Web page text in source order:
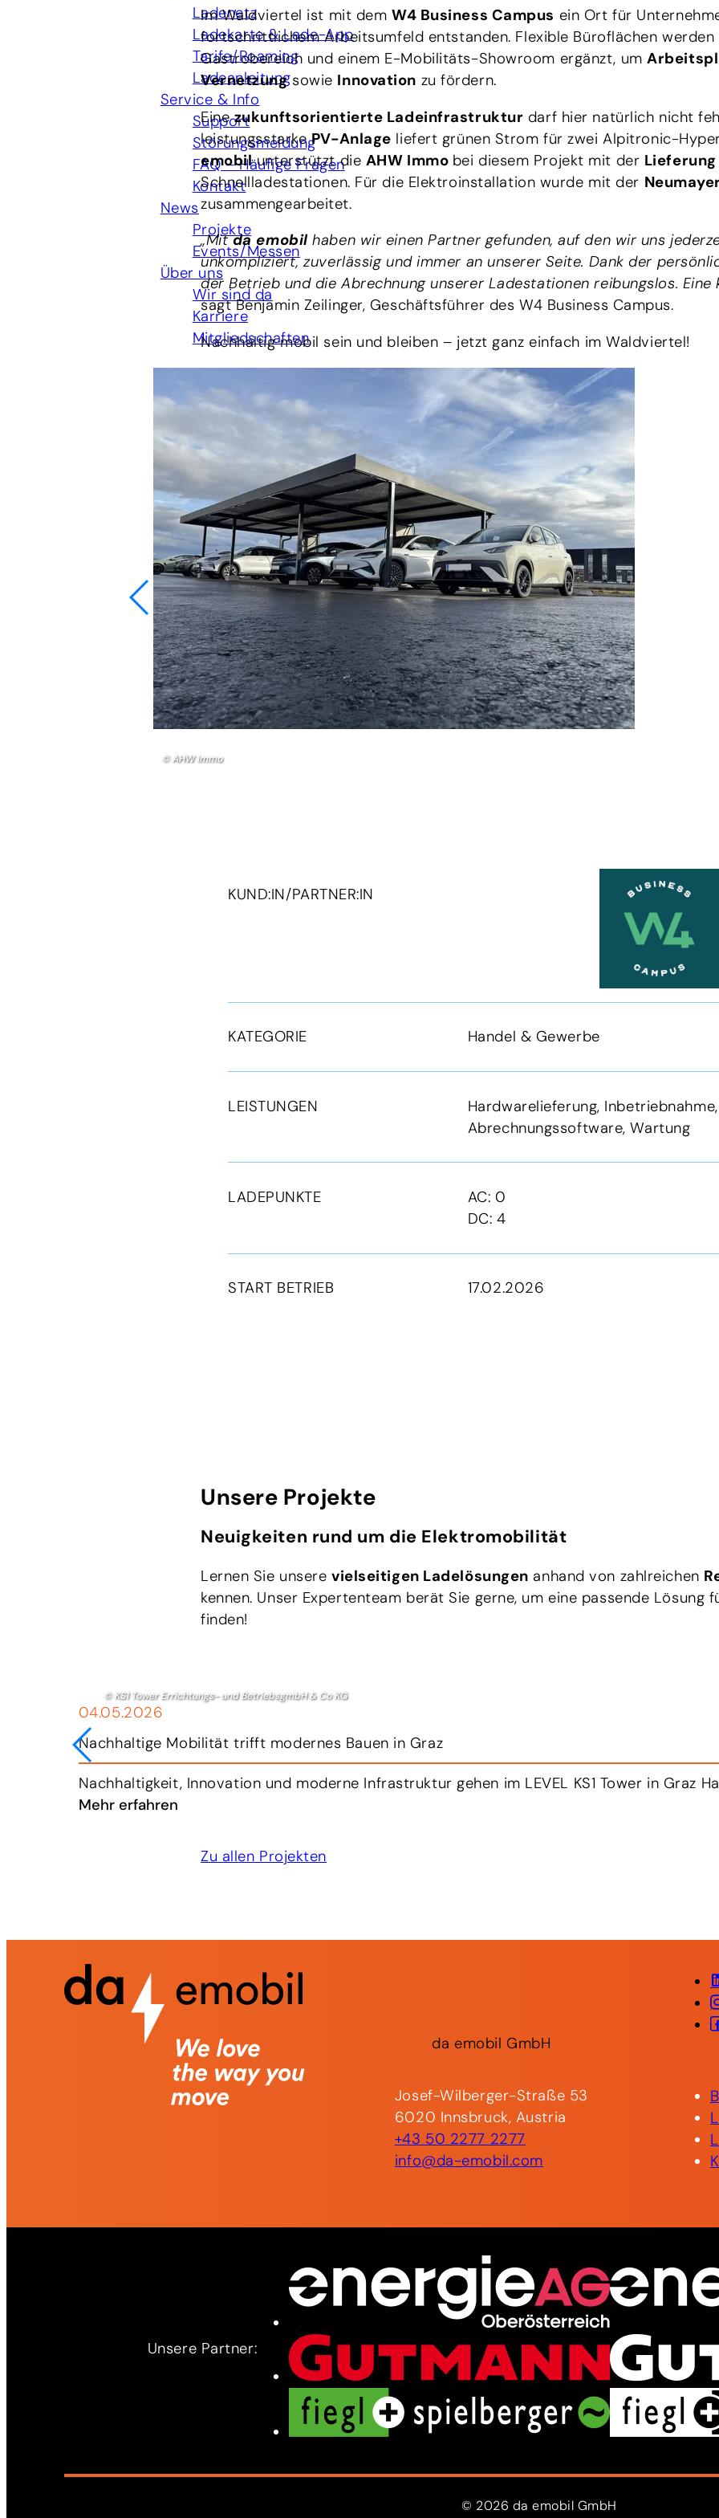
Ladenetz
Ladekarte & Lade-App
Tarife/Roaming
Ladeanleitung
Service & Info
Support
Störungsmeldung
FAQ – Häufige Fragen
Kontakt
News
Projekte
Events/Messen
Über uns
Wir sind da
Karriere
Mitgliedschaften
Im Waldviertel ist mit dem W4 Business Campus ein Ort für
fortschrittlichem Arbeitsumfeld entstanden. Flexible Büroflächen
Gastrobereich und einem E-Mobilitäts-Showroom ergänzt, um
Vernetzungsowie Innovation zu fördern.
Einezukunftsorientierte Ladeinfrastruktur darf hier natürlich nicht
leistungsstarkePV-Anlage liefert grünen Strom für zwei Alpitronic-
emobilunterstützt die AHW Immo bei diesem Projekt mit der Lieferung
Schnellladestationen. Für die Elektroinstallation wurde mit der
zusammengearbeitet.
„Mitda emobilhaben wir einen Partner gefunden, auf den wir uns
unkompliziert, zuverlässig und immer an unserer Seite. Dank der
der Betrieb und die Abrechnung unserer Ladestationen reibungslos. Eine
sagt Benjamin Zeilinger, Geschäftsführer des W4 Business Campus.
Nachhaltig mobil sein und bleiben – jetzt ganz einfach im Waldviertel!
© AHW Immo
KUND:IN/PARTNER:IN
KATEGORIE Handel & Gewerbe
LEISTUNGEN
Hardwarelieferung, Inbetriebnahme,
Abrechnungssoftware, Wartung
LADEPUNKTE
AC: 0
DC: 4
START BETRIEB 17.02.2026
Unsere Projekte
Neuigkeiten rund um die Elektromobilität
Lernen Sie unsere vielseitigen Ladelösungen anhand von zahlreichen
kennen. Unser Expertenteam berät Sie gerne, um eine passende Lösung
finden!
© KS1 Tower Errichtungs- und BetriebsgmbH & Co KG
04.05.2026
Nachhaltige Mobilität trifft modernes Bauen in Graz
Nachhaltigkeit, Innovation und moderne Infrastruktur gehen im LEVEL KS1 Tower in
Mehr erfahren
Zu allen Projekten
da emobil GmbH
Josef-Wilberger-Straße 53
6020 Innsbruck, Austria
+43 50 2277 2277
info@da-emobil.com
Unsere Partner:
© 2026 daemobil GmbH